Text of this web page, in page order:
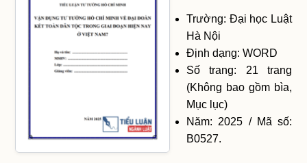
Trường: Đại học Luật
Hà Nội
Định dạng: WORD
Số trang: 21 trang
(Không bao gồm bìa,
Mục lục)
Năm: 2025 / Mã số:
B0527.